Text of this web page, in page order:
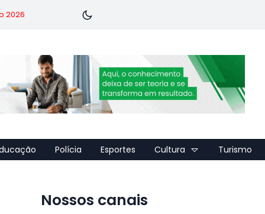
2026
Polícia Esportes Cultura Turismo
Nossos canais